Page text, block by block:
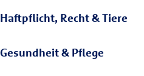
Haftpflicht, Recht & Tiere
Gesundheit & Pflege